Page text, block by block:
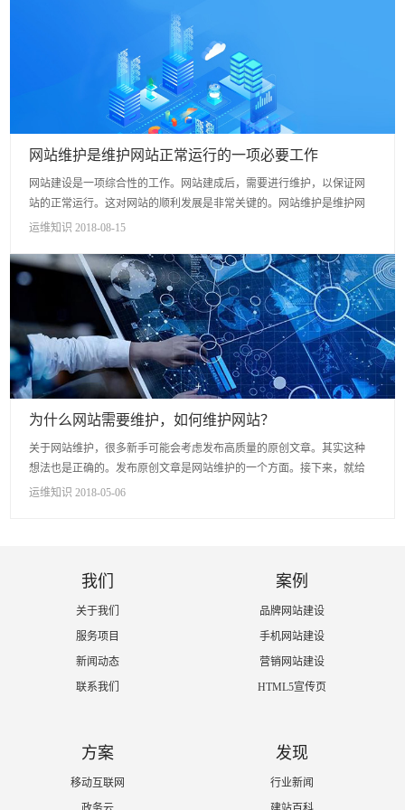
网站维护是维护网站正常运行的一项必要工作
网站建设是一项综合性的工作。网站建成后，需要进行维护，以保证网
站的正常运行。这对网站的顺利发展是非常关键的。网站维护是维护网
站正常运行的一项必要工作，因为在网站上线运营的后期，网站程序和
运维知识 2018-08-15
为什么网站需要维护，如何维护网站？
关于网站维护，很多新手可能会考虑发布高质量的原创文章。其实这种
想法也是正确的。发布原创文章是网站维护的一个方面。接下来，就给
大家讲解一下网站维护的相关知识。 什么是网站维护： 一个...
运维知识 2018-05-06
我们
关于我们
服务项目
新闻动态
联系我们
案例
品牌网站建设
手机网站建设
营销网站建设
HTML5宣传页
方案
移动互联网
发现
行业新闻